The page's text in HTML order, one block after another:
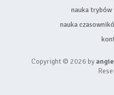
nauka
nauka
Copyright © 2026 by